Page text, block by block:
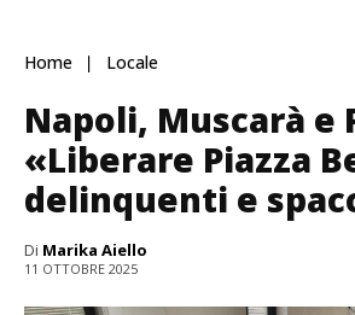
Home Locale
Napoli, Muscarà e
«Liberare Piazza
delinquenti e
Di Marika Aiello
11 OTTOBRE 2025